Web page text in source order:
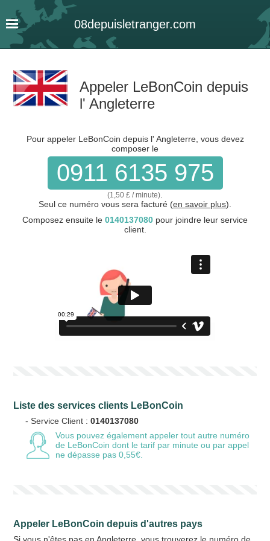
08depuisletranger.com
Appeler LeBonCoin depuis
l' Angleterre
Pour appeler LeBonCoin depuis l' Angleterre, vous devez
composer le
0911 6135 975
(1,50 £ / minute)
Seul ce numéro vous sera facturé (en savoir plus).
Composez ensuite le 0140137080 pour joindre leur service
client.
Liste des services clients LeBonCoin
- Service Client :0140137080
Vous pouvez également appeler tout autre numéro
de LeBonCoin dont le tarif par minute ou par appel
ne dépasse pas 0,55€.
Appeler LeBonCoin depuis d'autres pays